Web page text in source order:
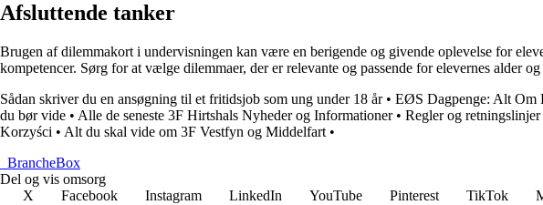
Afsluttende tanker
Brugen af dilemmakort i undervisningen kan være en berigende og givende oplevelse for
kompetencer. Sørg for at vælge dilemmaer, der er relevante og passende for elevernes alder
Sådan skriver du en ansøgning til et fritidsjob som ung under 18 år• EØS Dagpenge: Alt Om
du bør vide • Alle de seneste 3F Hirtshals Nyheder og Informationer• Regler og
Korzyści • Alt du skal vide om 3F Vestfyn og Middelfart •
BrancheBox
Del og vis omsorg
X
Facebook Instagram LinkedIn YouTube Pinterest TikTok